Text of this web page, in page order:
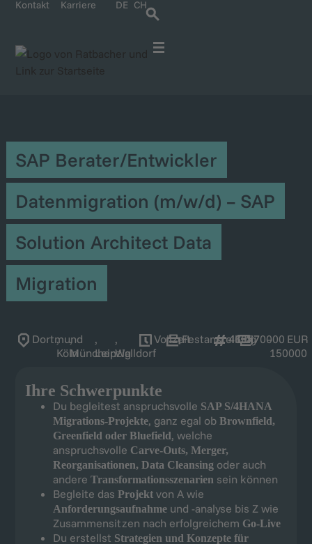
Kontakt Karriere DE CH
SAP Berater/Entwickler
Datenmigration (m/w/d) – SAP
Solution Architect Data
Migration
Dortmund
,
Köln
,
München
,
Leipzig
,
Walldorf
VollzeitFestanstellung
4637770000
–
150000
EUR
Ihre Schwerpunkte
Du begleitest anspruchsvolle SAP S/4HANA
Migrations-Projekte, ganz egal ob Brownfield,
Greenfield oder Bluefield, welche
anspruchsvolle Carve-Outs, Merger,
Reorganisationen, Data Cleansing oder auch
andere Transformationsszenarien sein können
Begleite das Projekt von A wie
Anforderungsaufnahme und -analyse bis Z wie
Zusammensitzen nach erfolgreichem Go-Live
Du erstellst Strategien und Konzepte für